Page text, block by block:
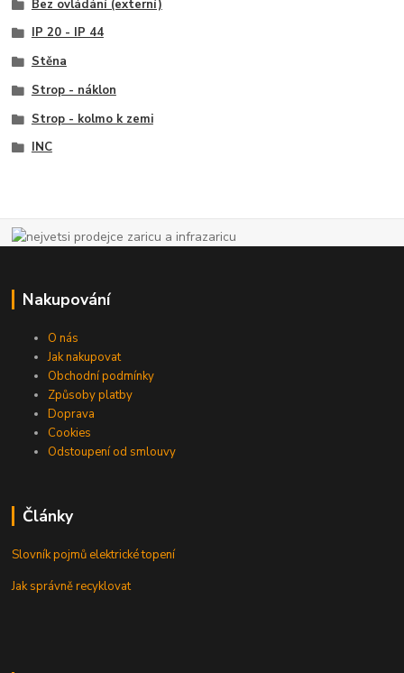
Bez ovládání (externí)
IP 20 - IP 44
Stěna
Strop - náklon
Strop - kolmo k zemi
INC
Nakupování
O nás
Jak nakupovat
Obchodní podmínky
Způsoby platby
Doprava
Cookies
Odstoupení od smlouvy
Články
Slovník pojmů elektrické topení
Jak správně recyklovat